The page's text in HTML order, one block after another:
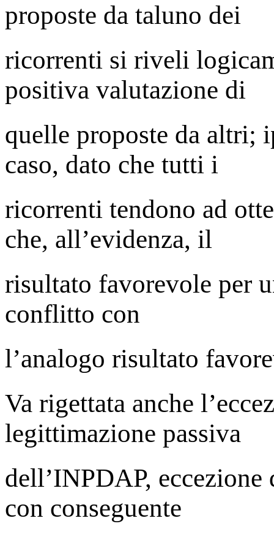
proposte da taluno dei
ricorrenti si riveli
positiva valutazione di
quelle proposte da altri;
caso, dato che tutti i
ricorrenti tendono ad
che, all’evidenza, il
risultato favorevole per
conflitto con
l’analogo risultato
Va rigettata anche
legittimazione passiva
dell’INPDAP,
con conseguente